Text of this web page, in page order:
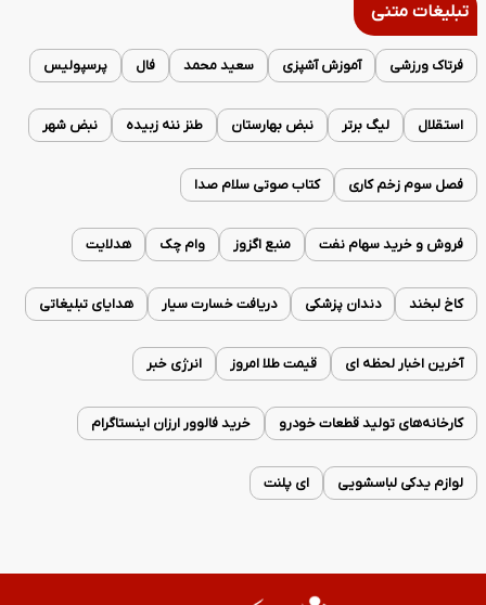
تبلیغات متنی
فرتاک ورزشی آموزش آشپزی سعید محمد فال پرسپولیس
استقلال لیگ برتر نبض بهارستان طنز ننه زبیده نبض شهر
فصل سوم زخم کاری کتاب صوتی سلام صدا
فروش و خرید سهام نفت منبع اگزوز وام چک هدلایت
کاخ لبخند دندان پزشکی دریافت خسارت سیار هدایای تبلیغاتی
آخرین اخبار لحظه ای قیمت طلا امروز انرژی خبر
کارخانه‌های تولید قطعات خودرو خرید فالوور ارزان اینستاگرام
لوازم یدکی لباسشویی ای پلنت